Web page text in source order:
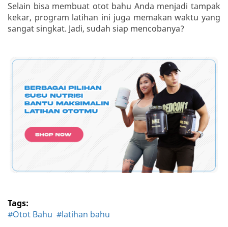
Selain bisa membuat otot bahu Anda menjadi tampak
kekar, program latihan ini juga memakan waktu yang
sangat singkat. Jadi, sudah siap mencobanya?
Tags:
#Otot Bahu #latihan bahu